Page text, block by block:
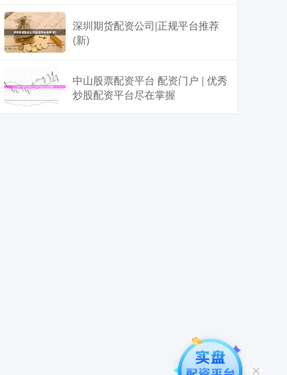
深圳期货配资公司|正规平台推荐
(新)
中山股票配资平台 配资门户 | 优秀
炒股配资平台尽在掌握